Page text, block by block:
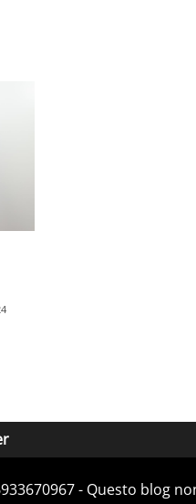
- Questo blog